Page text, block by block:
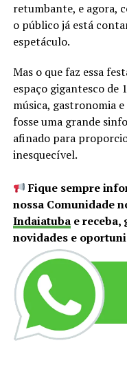
retumbante, e agora,
o público já está
espetáculo.
Mas o que faz essa
espaço gigantesco de
música, gastronomia
fosse uma grande
afinado para
inesquecível.
Fique sempre
nossa Comunidade
Indaiatubae receba,
novidades e